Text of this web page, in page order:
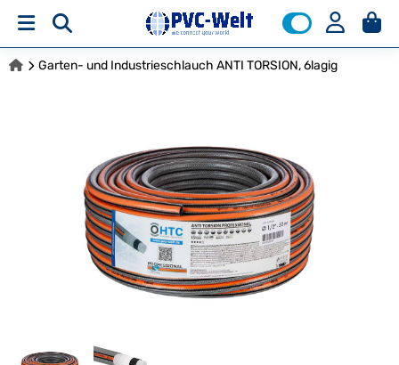
Garten- und Industrieschlauch ANTI TORSION, 6lagig